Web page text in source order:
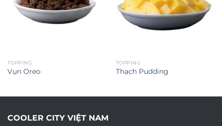
TOPPING
Vụn Oreo
TOPPING
Thạch Pudding
COOLER CITY VIỆT NAM